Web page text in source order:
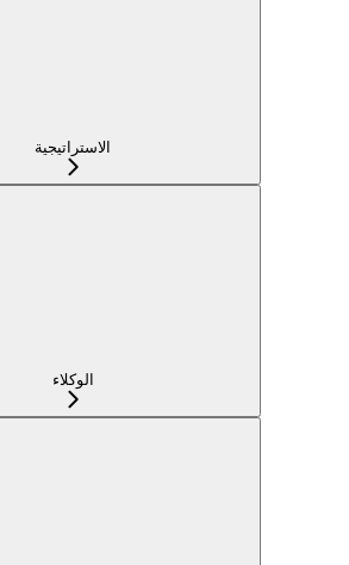
الاستراتيجية
الوكلاء